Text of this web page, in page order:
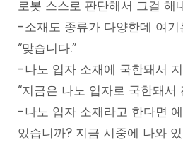
로봇 스스로 판단해서 그걸 해
-소재도 종류가 다양한데 여
“맞습니다.”
-나노 입자 소재에 국한돼서
“지금은 나노 입자로 국한돼서
-나노 입자 소재라고 한다면
있습니까? 지금 시중에 나와